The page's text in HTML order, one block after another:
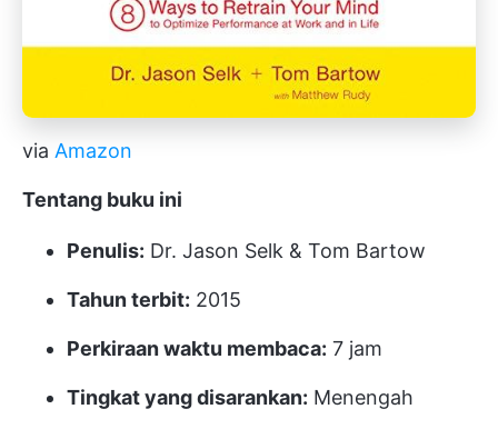
via Amazon
Tentang buku ini
Penulis: Dr. Jason Selk & Tom Bartow
Tahun terbit: 2015
Perkiraan waktu membaca: 7 jam
Tingkat yang disarankan: Menengah